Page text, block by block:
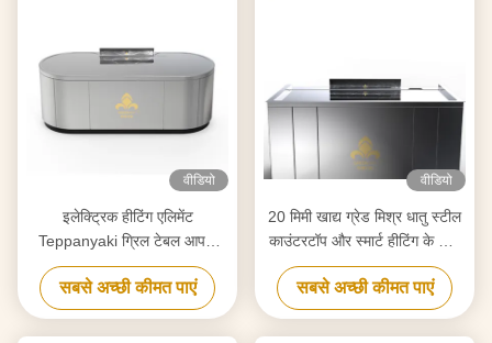
वीडियो
इलेक्ट्रिक हीटिंग एलिमेंट
Teppanyaki ग्रिल टेबल आपके
आवश्यकताओं के अनुरूप शुद्धिकरण के
लिए अनुकूलित
सबसे अच्छी कीमत पाएं
वीडियो
20 मिमी खाद्य ग्रेड मिश्र धातु स्टील
काउंटरटॉप और स्मार्ट हीटिंग के साथ
उच्च दक्षता वाले टेपनीकी ग्रिल
सबसे अच्छी कीमत पाएं